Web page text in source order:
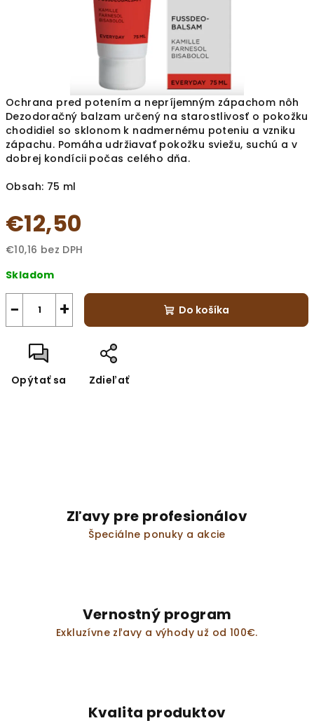
Ochrana pred potením a nepríjemným zápachom nôh
Dezodoračný balzam určený na starostlivosť o pokožku
chodidiel so sklonom k nadmernému poteniu a vzniku
zápachu. Pomáha udržiavať pokožku sviežu, suchú a v
dobrej kondícii počas celého dňa.
Obsah: 75 ml
€12,50
€10,16 bez DPH
cena:
Skladom
+
− Do košíka
Opýtať sa Zdieľať
Zľavy pre profesionálov
Špeciálne ponuky a akcie
Vernostný program
Exkluzívne zľavy a výhody už od 100€.
Kvalita produktov